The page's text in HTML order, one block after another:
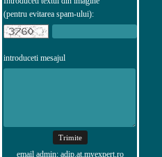
(pentru evitarea spam-ului):
introduceti mesajul
email admin: adip.at.myexpert.ro